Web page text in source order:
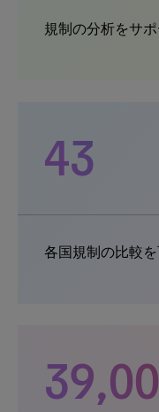
規制の分析をサ
43
各国規制の比較を